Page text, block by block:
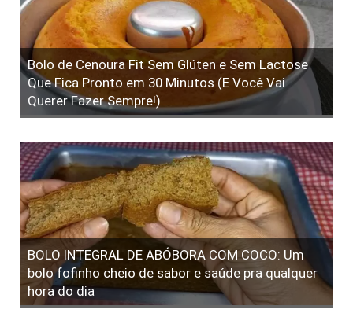
Bolo de Cenoura Fit Sem Glúten e Sem Lactose
Que Fica Pronto em 30 Minutos (E Você Vai
Querer Fazer Sempre!)
BOLO INTEGRAL DE ABÓBORA COM COCO: Um
bolo fofinho cheio de sabor e saúde pra qualquer
hora do dia